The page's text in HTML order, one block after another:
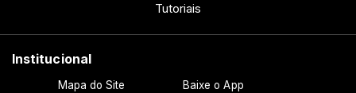
Tutoriais
Institucional
Mapa do Site Baixe o App